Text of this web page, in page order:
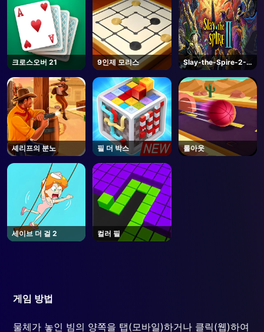
크로스오버 21 9인제 모리스
Slay-the-Spire-2-
Steam
셰리프의 분노 필 더 박스 롤아웃
세이브 더 걸 2 컬러 필
게임 방법
물체가 놓인 빔의 양쪽을 탭(모바일)하거나 클릭(웹)하여